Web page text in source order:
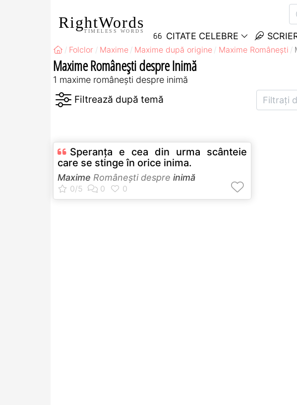
RightWords
TIMELESS WORDS CITATE CELEBRE
Folclor Maxime Maxime după origine Maxime Româneşti
Maxime Româneşti despre Inimă
1 maxime româneşti despre inimă
Speranța e cea din urma scânteie
care se stinge în orice inima.
Maxime Româneşti despre inimă